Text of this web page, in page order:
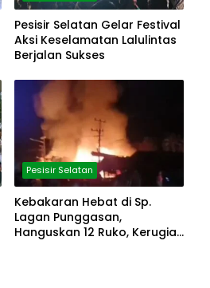
Pesisir Selatan Gelar Festival
Aksi Keselamatan Lalulintas
Berjalan Sukses
Pesisir Selatan
Kebakaran Hebat di Sp.
Lagan Punggasan,
Hanguskan 12 Ruko, Kerugian